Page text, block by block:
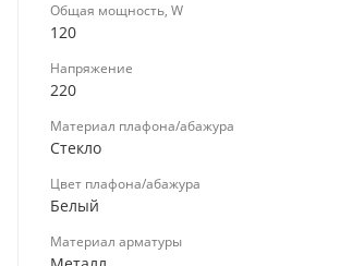
Общая мощность, W
120
Напряжение
220
Материал плафона/абажура
Стекло
Цвет плафона/абажура
Белый
Материал арматуры